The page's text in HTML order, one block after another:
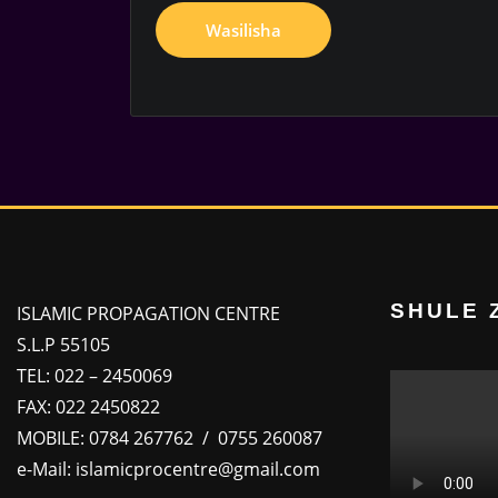
ISLAMIC PROPAGATION CENTRE
S.L.P 55105
TEL: 022 – 2450069
FAX: 022 2450822
MOBILE: 0784 267762 / 0755 260087
e-Mail: islamicprocentre@gmail.com
SHULE